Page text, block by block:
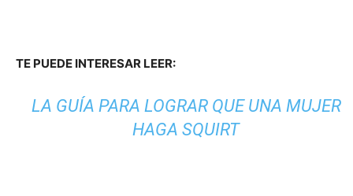
TE PUEDE INTERESAR LEER:
LA GUÍA PARA LOGRAR QUE UNA MUJER
HAGA SQUIRT